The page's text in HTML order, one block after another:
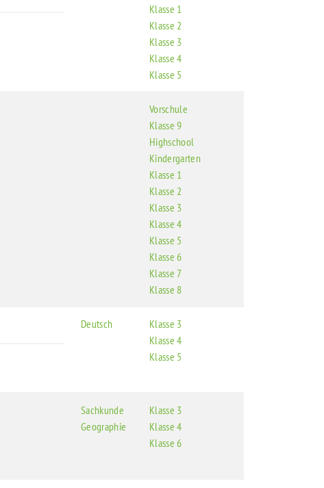
Klasse 1
Klasse 2
Klasse 3
Klasse 4
Klasse 5
Vorschule
Klasse 9
Highschool
Kindergarten
Klasse 1
Klasse 2
Klasse 3
Klasse 4
Klasse 5
Klasse 6
Klasse 7
Klasse 8
Deutsch
Klasse 3
Klasse 4
Klasse 5
Sachkunde
Geographie
Klasse 3
Klasse 4
Klasse 6